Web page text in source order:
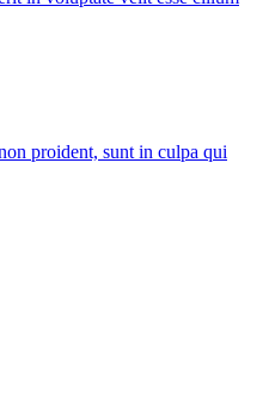
proident, sunt in culpa qui